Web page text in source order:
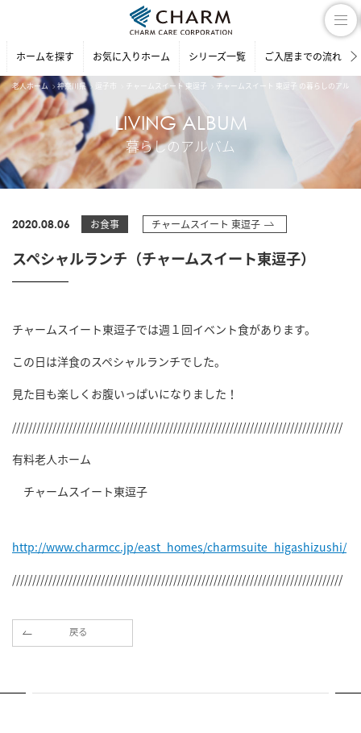
ホームを探す お気に入りホーム シリーズ一覧 ご入居までの流れ
老人ホーム 神奈川県 逗子市 チャームスイート 東逗子 チャームスイート 東逗子 の暮らしのアルバ
LIVING ALBUM
暮らしのアルバム
2020.08.06 お食事 チャームスイート 東逗子
スペシャルランチ（チャームスイート東逗子）
チャームスイート東逗子では週１回イベント食があります。
この日は洋食のスペシャルランチでした。
見た目も楽しくお腹いっぱいになりました！
//////////////////////////////////////////////////////////////////////////////////
有料老人ホーム
チャームスイート東逗子
http://www.charmcc.jp/east_homes/charmsuite_higashizushi/
//////////////////////////////////////////////////////////////////////////////////
戻る